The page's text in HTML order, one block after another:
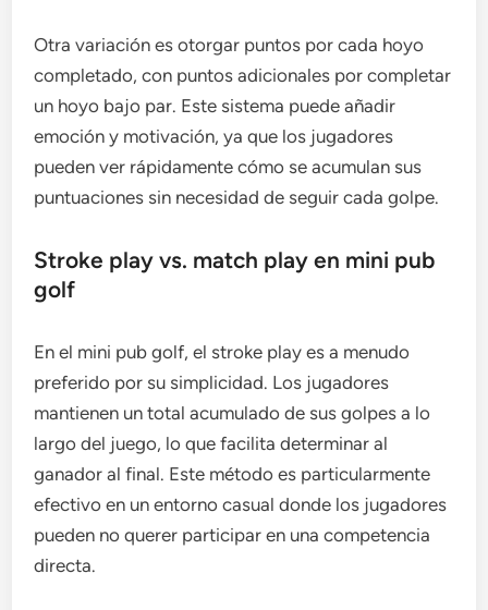
Otra variación es otorgar puntos por cada hoyo
completado, con puntos adicionales por completar
un hoyo bajo par. Este sistema puede añadir
emoción y motivación, ya que los jugadores
pueden ver rápidamente cómo se acumulan sus
puntuaciones sin necesidad de seguir cada golpe.
Stroke play vs. match play en mini pub
golf
En el mini pub golf, el stroke play es a menudo
preferido por su simplicidad. Los jugadores
mantienen un total acumulado de sus golpes a lo
largo del juego, lo que facilita determinar al
ganador al final. Este método es particularmente
efectivo en un entorno casual donde los jugadores
pueden no querer participar en una competencia
directa.